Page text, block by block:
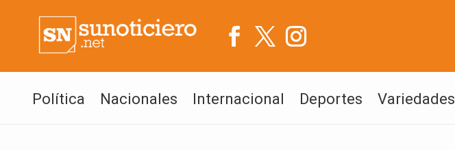
Política Nacionales Internacional Deportes Variedades